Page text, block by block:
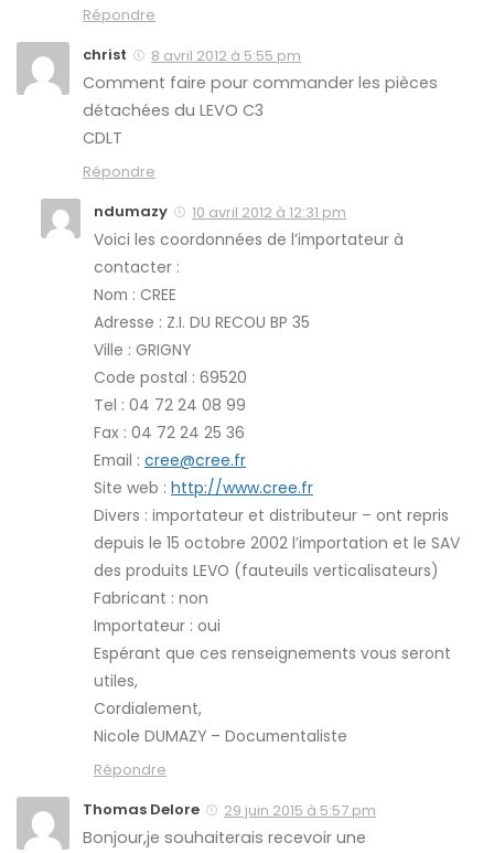
Répondre
christ
8 avril 2012 à 5:55 pm
Comment faire pour commander les pièces
détachées du LEVO C3
CDLT
Répondre
ndumazy
10 avril 2012 à 12:31 pm
Voici les coordonnées de l’importateur à
contacter :
Nom : CREE
Adresse : Z.I. DU RECOU BP 35
Ville : GRIGNY
Code postal : 69520
Tel : 04 72 24 08 99
Fax : 04 72 24 25 36
Email : cree@cree.fr
Site web : http://www.cree.fr
Divers : importateur et distributeur – ont repris
depuis le 15 octobre 2002 l’importation et le SAV
des produits LEVO (fauteuils verticalisateurs)
Fabricant : non
Importateur : oui
Espérant que ces renseignements vous seront
utiles,
Cordialement,
Nicole DUMAZY – Documentaliste
Répondre
Thomas Delore
29 juin 2015 à 5:57 pm
Bonjour,je souhaiterais recevoir une